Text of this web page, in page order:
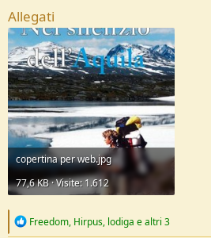
Allegati
copertina per web.jpg
77,6 KB · Visite: 1.612
R
Freedom, Hirpus, lodiga e altri 3